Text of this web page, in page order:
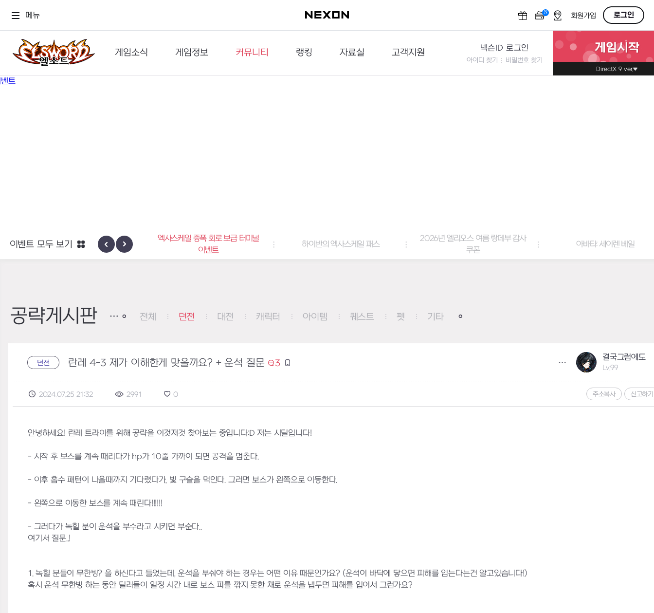
메뉴 N OFF회원가입 로그인
게임소식
공지사항
게임정보
세계관
커뮤니티
이슈게시판
랭킹
던전랭킹
자료실
다운로드
고객지원
문의하기
넥슨ID 로그인
아이디 찾기 비밀번호 찾기
게임시작
DirectX 9 ver.
신규 지역 네블론
엑사스케일 증폭 회로 보급 터미널
이벤트
하이반의 엑사스케일 패스
2026년 엘리오스 여름 랑데부 감사
쿠폰
아바타: 세이렌 베일
이벤트 모두 보기
공략게시판 전체 던전 대전 캐릭터 아이템 퀘스트 펫 기타
던전 란레 4-3 제가 이해한게 맞을까요? + 운석 질문 3
결국그럼에도
Lv.99
2024.07.25 21:32 2991 0 주소복사 신고하기
안녕하세요! 란레 트라이를 위해 공략을 이것저것 찾아보는 중입니다:D 저는 시딜입니다!
- 시작 후 보스를 계속 때리다가 hp가 10줄 가까이 되면 공격을 멈춘다.
- 이후 흡수 패턴이 나올때까지 기다렸다가, 빛 구슬을 먹인다. 그러면 보스가 왼쪽으로 이동한다.
- 왼쪽으로 이동한 보스를 계속 때린다!!!!!!
- 그러다가 녹힐 분이 운석을 부수라고 시키면 부순다..
여기서 질문..!
1. 녹힐 분들이 무한빙? 을 하신다고 들었는데, 운석을 부숴야 하는 경우는 어떤 이유 때문인가요? (운석이 바닥에 닿으면 피해를 입는다는건 알고있습니다!)
혹시 운석 무한빙 하는 동안 딜러들이 일정 시간 내로 보스 피를 깎지 못한 채로 운석을 냅두면 피해를 입어서 그런가요?